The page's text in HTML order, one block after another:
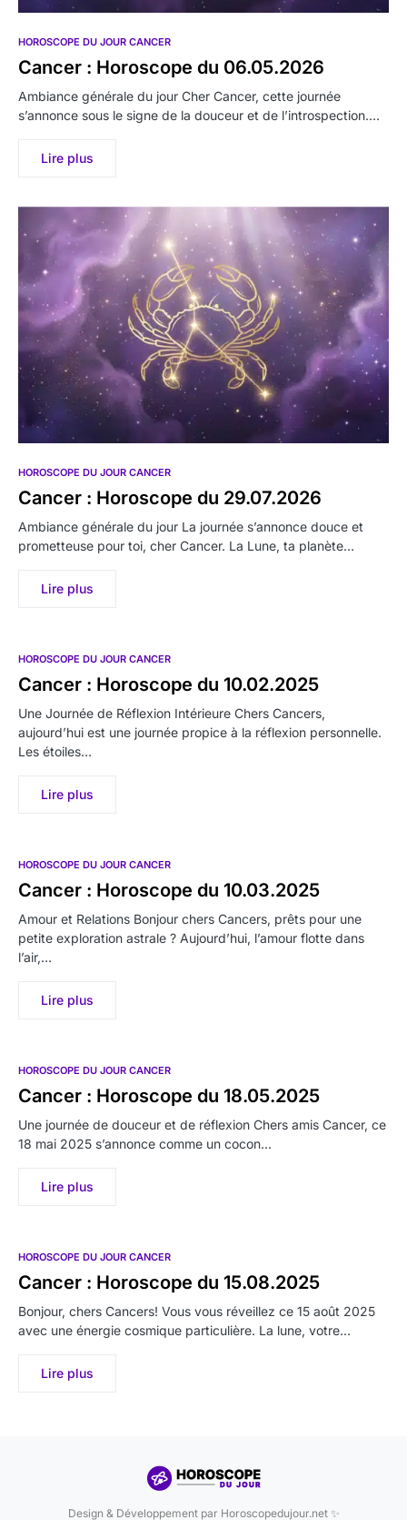
HOROSCOPE DU JOUR CANCER
Cancer : Horoscope du 06.05.2026
Ambiance générale du jour Cher Cancer, cette journée
s’annonce sous le signe de la douceur et de l’introspection.…
Lire plus
HOROSCOPE DU JOUR CANCER
Cancer : Horoscope du 29.07.2026
Ambiance générale du jour La journée s’annonce douce et
prometteuse pour toi, cher Cancer. La Lune, ta planète…
Lire plus
HOROSCOPE DU JOUR CANCER
Cancer : Horoscope du 10.02.2025
Une Journée de Réflexion Intérieure Chers Cancers,
aujourd’hui est une journée propice à la réflexion personnelle.
Les étoiles…
Lire plus
HOROSCOPE DU JOUR CANCER
Cancer : Horoscope du 10.03.2025
Amour et Relations Bonjour chers Cancers, prêts pour une
petite exploration astrale ? Aujourd’hui, l’amour flotte dans
l’air,…
Lire plus
HOROSCOPE DU JOUR CANCER
Cancer : Horoscope du 18.05.2025
Une journée de douceur et de réflexion Chers amis Cancer, ce
18 mai 2025 s’annonce comme un cocon…
Lire plus
HOROSCOPE DU JOUR CANCER
Cancer : Horoscope du 15.08.2025
Bonjour, chers Cancers! Vous vous réveillez ce 15 août 2025
avec une énergie cosmique particulière. La lune, votre…
Lire plus
Design & Développement par Horoscopedujour.net ✨